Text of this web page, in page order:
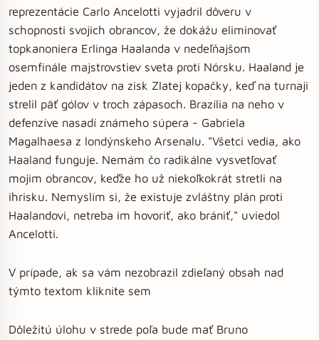
reprezentácie Carlo Ancelotti vyjadril dôveru v
schopnosti svojich obrancov, že dokážu eliminovať
topkanoniera Erlinga Haalanda v nedeľňajšom
osemfinále majstrovstiev sveta proti Nórsku. Haaland je
jeden z kandidátov na zisk Zlatej kopačky, keď na turnaji
strelil päť gólov v troch zápasoch. Brazília na neho v
defenzíve nasadí známeho súpera - Gabriela
Magalhaesa z londýnskeho Arsenalu. "Všetci vedia, ako
Haaland funguje. Nemám čo radikálne vysvetľovať
mojim obrancov, keďže ho už niekoľkokrát stretli na
ihrisku. Nemyslím si, že existuje zvláštny plán proti
Haalandovi, netreba im hovoriť, ako brániť," uviedol
Ancelotti.
V prípade, ak sa vám nezobrazil zdieľaný obsah nad
týmto textom kliknite sem
Dôležitú úlohu v strede poľa bude mať Bruno